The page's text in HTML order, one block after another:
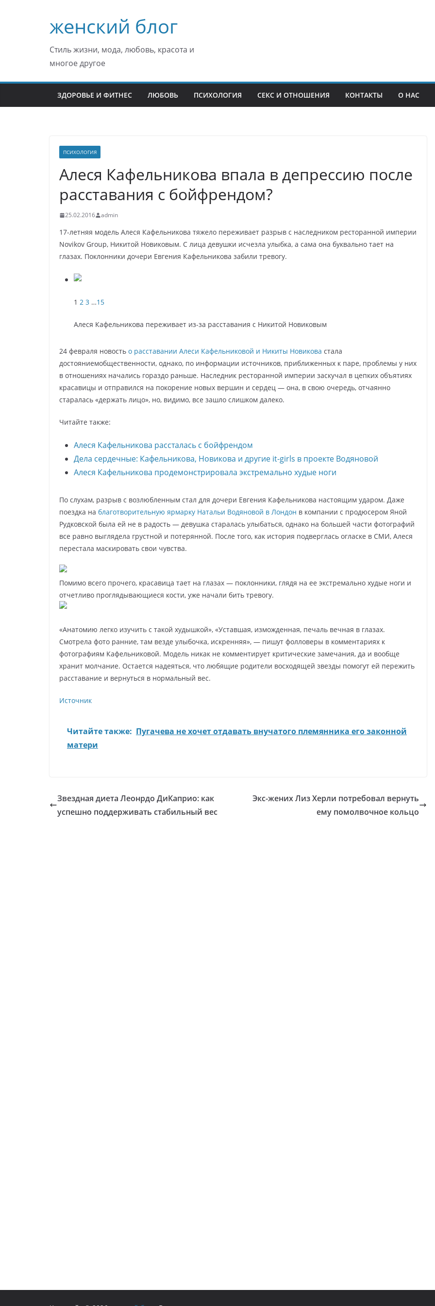
содержимомуженский блог
Стиль жизни, мода, любовь, красота и
многое другое
ЗДОРОВЬЕ И ФИТНЕС ЛЮБОВЬ ПСИХОЛОГИЯ СЕКС И ОТНОШЕНИЯ КОНТАКТЫ О НАС
ПСИХОЛОГИЯ
Алеся Кафельникова впала в депрессию после
расставания с бойфрендом?
25.02.2016 admin
17-летняя модель Алеся Кафельникова тяжело переживает разрыв с наследником ресторанной империи
Novikov Group, Никитой Новиковым. С лица девушки исчезла улыбка, а сама она буквально тает на
глазах. Поклонники дочери Евгения Кафельникова забили тревогу.
1 2 3 …15
Алеся Кафельникова переживает из-за расставания с Никитой Новиковым
24 февраля новость о расставании Алеси Кафельниковой и Никиты Новикова стала
достояниемобщественности, однако, по информации источников, приближенных к паре, проблемы у них
в отношениях начались гораздо раньше. Наследник ресторанной империи заскучал в цепких объятиях
красавицы и отправился на покорение новых вершин и сердец — она, в свою очередь, отчаянно
старалась «держать лицо», но, видимо, все зашло слишком далеко.
Читайте также:
Алеся Кафельникова рассталась с бойфрендом
Дела сердечные: Кафельникова, Новикова и другие it-girls в проекте Водяновой
Алеся Кафельникова продемонстрировала экстремально худые ноги
По слухам, разрыв с возлюбленным стал для дочери Евгения Кафельникова настоящим ударом. Даже
поездка на благотворительную ярмарку Натальи Водяновой в Лондон в компании с продюсером Яной
Рудковской была ей не в радость — девушка старалась улыбаться, однако на большей части фотографий
все равно выглядела грустной и потерянной. После того, как история подверглась огласке в СМИ, Алеся
перестала маскировать свои чувства.
Помимо всего прочего, красавица тает на глазах — поклонники, глядя на ее экстремально худые ноги и
отчетливо проглядывающиеся кости, уже начали бить тревогу.
«Анатомию легко изучить с такой худышкой», «Уставшая, изможденная, печаль вечная в глазах.
Смотрела фото ранние, там везде улыбочка, искренняя», — пишут фолловеры в комментариях к
фотографиям Кафельниковой. Модель никак не комментирует критические замечания, да и вообще
хранит молчание. Остается надеяться, что любящие родители восходящей звезды помогут ей пережить
расставание и вернуться в нормальный вес.
Источник
Читайте также: Пугачева не хочет отдавать внучатого племянника его законной
матери
Звездная диета Леонрдо ДиКаприо: как
успешно поддерживать стабильный вес
Экс-жених Лиз Херли потребовал вернуть
ему помолвочное кольцо